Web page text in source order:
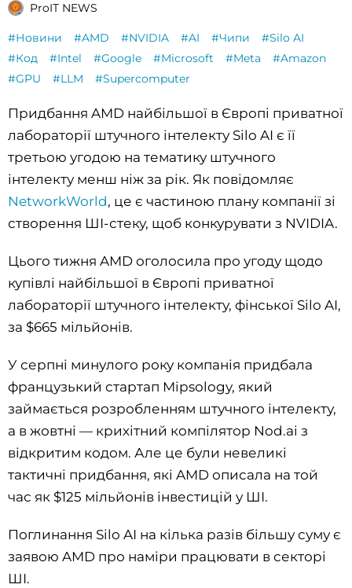
ProIT NEWS
#Новини #AMD #NVIDIA #AI #Чипи
#Silo AI
#Код
#Intel #Google #Microsoft #Meta
#Amazon
#GPU
#LLM #Supercomputer
Придбання AMD найбільшої в Європі приватної
лабораторії штучного інтелекту Silo AI є її
третьою угодою на тематику штучного
інтелекту менш ніж за рік. Як повідомляє
NetworkWorld, це є частиною плану компанії зі
створення ШІ-стеку, щоб конкурувати з NVIDIA.
Цього тижня AMD оголосила про угоду щодо
купівлі найбільшої в Європі приватної
лабораторії штучного інтелекту, фінської Silo AI,
за $665 мільйонів.
У серпні минулого року компанія придбала
французький стартап Mipsology, який
займається розробленням штучного інтелекту,
а в жовтні — крихітний компілятор Nod.ai з
відкритим кодом. Але це були невеликі
тактичні придбання, які AMD описала на той
час як $125 мільйонів інвестицій у ШІ.
Поглинання Silo AI на кілька разів більшу суму є
заявою AMD про наміри працювати в секторі
ШІ.